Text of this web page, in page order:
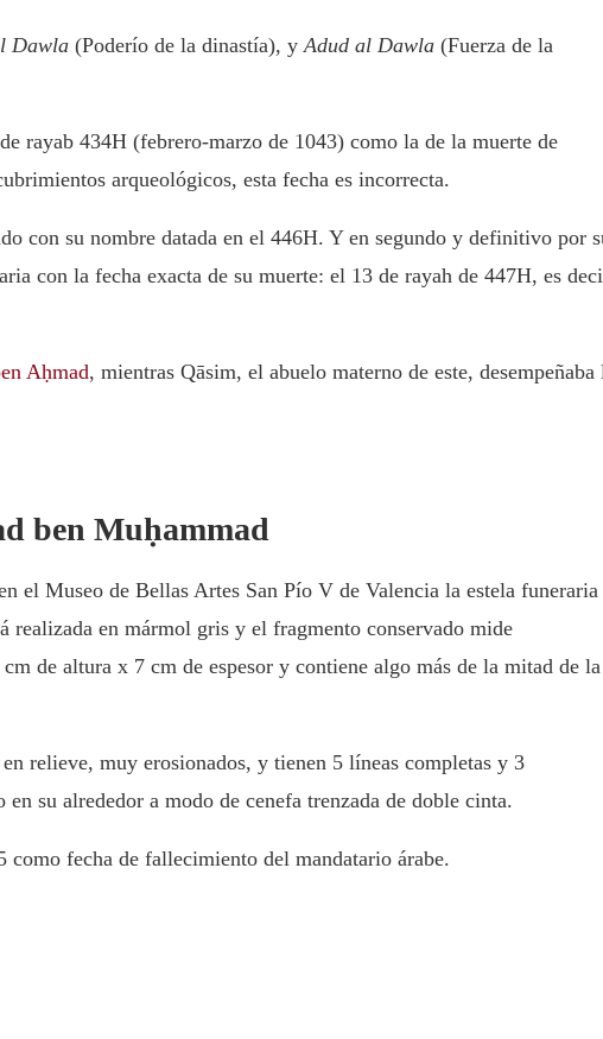
Dawla (Poderío de la dinastía), yAdud al Dawla (Fuerza de la
rayab 434H (febrero-marzo de 1043) como la de la muerte de
arqueológicos, esta fecha es incorrecta.
con su nombre datada en el 446H. Y en segundo y definitivo por
con la fecha exacta de su muerte: el 13 de rayah de 447H, es
Aḥmad, mientras Qāsim, el abuelo materno de este, desempeñaba
ben Muḥammad
el Museo de Bellas Artes San Pío V de Valencia la estela funeraria
realizada en mármol gris y el fragmento conservado mide
de altura x 7 cm de espesor y contiene algo más de la mitad de la
relieve, muy erosionados, y tienen 5 líneas completas y 3
su alrededor a modo de cenefa trenzada de doble cinta.
fecha de fallecimiento del mandatario árabe.